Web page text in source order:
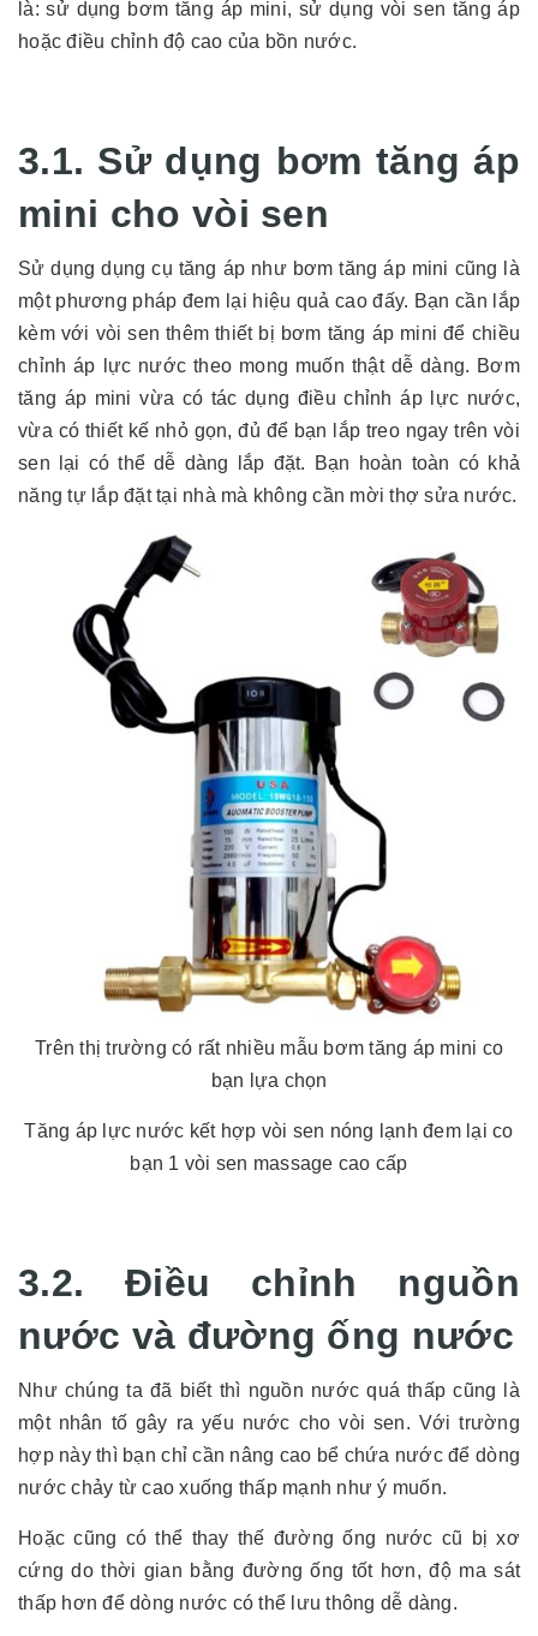
là: sử dụng bơm tăng áp mini, sử dụng vòi sen tăng áp
hoặc điều chỉnh độ cao của bồn nước.
3.1. Sử dụng bơm tăng áp
mini cho vòi sen
Sử dụng dụng cụ tăng áp như bơm tăng áp mini cũng là
một phương pháp đem lại hiệu quả cao đấy. Bạn cần lắp
kèm với vòi sen thêm thiết bị bơm tăng áp mini để chiều
chỉnh áp lực nước theo mong muốn thật dễ dàng. Bơm
tăng áp mini vừa có tác dụng điều chỉnh áp lực nước,
vừa có thiết kế nhỏ gọn, đủ để bạn lắp treo ngay trên vòi
sen lại có thể dễ dàng lắp đặt. Bạn hoàn toàn có khả
năng tự lắp đặt tại nhà mà không cần mời thợ sửa nước.
Trên thị trường có rất nhiều mẫu bơm tăng áp mini co
bạn lựa chọn
Tăng áp lực nước kết hợp vòi sen nóng lạnh đem lại co
bạn 1 vòi sen massage cao cấp
3.2. Điều chỉnh nguồn
nước và đường ống nước
Như chúng ta đã biết thì nguồn nước quá thấp cũng là
một nhân tố gây ra yếu nước cho vòi sen. Với trường
hợp này thì bạn chỉ cần nâng cao bể chứa nước để dòng
nước chảy từ cao xuống thấp mạnh như ý muốn.
Hoặc cũng có thể thay thế đường ống nước cũ bị xơ
cứng do thời gian bằng đường ống tốt hơn, độ ma sát
thấp hơn để dòng nước có thể lưu thông dễ dàng.